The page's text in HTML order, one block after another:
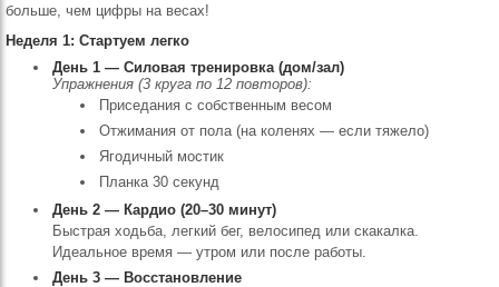
больше, чем цифры на весах!
Неделя 1: Стартуем легко
День 1 — Силовая тренировка (дом/зал)
Упражнения (3 круга по 12 повторов):
Приседания с собственным весом
Отжимания от пола (на коленях — если тяжело)
Ягодичный мостик
Планка 30 секунд
День 2 — Кардио (20–30 минут)
Быстрая ходьба, легкий бег, велосипед или скакалка.
Идеальное время — утром или после работы.
День 3 — Восстановление